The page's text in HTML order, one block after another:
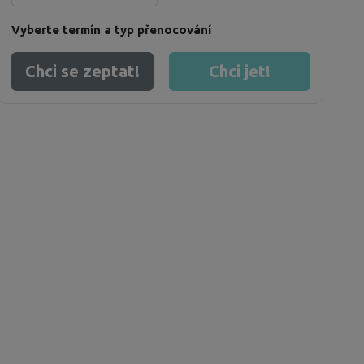
Vyberte termín a typ přenocování
Chci se zeptat! Chci jet!